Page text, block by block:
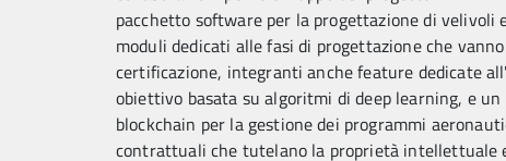
pacchetto software per la progettazione di velivoli
moduli dedicati alle fasi di progettazione che
certificazione, integranti anche feature dedicate
obiettivo basata su algoritmi di deep learning, e
blockchain per la gestione dei programmi
contrattuali che tutelano la proprietà intellettuale